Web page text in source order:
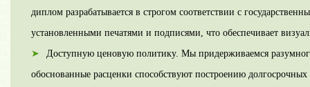
диплом разрабатывается в строгом соответствии с
установленными печатями и подписями, что обеспечивает
Доступную ценовую политику. Мы придерживаемся
обоснованные расценки способствуют построению